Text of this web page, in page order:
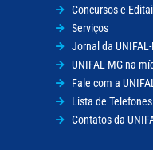
Concursos e
Serviços
Jornal da
UNIFAL-MG na
Fale com a
Lista de
Contatos da